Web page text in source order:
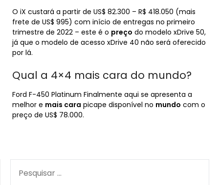
O iX custará a partir de US$ 82.300 – R$ 418.050 (mais
frete de US$ 995) com início de entregas no primeiro
trimestre de 2022 – este é o preço do modelo xDrive 50,
já que o modelo de acesso xDrive 40 não será oferecido
por lá.
Qual a 4×4 mais cara do mundo?
Ford F-450 Platinum Finalmente aqui se apresenta a
melhor e mais cara picape disponível no mundo com o
preço de US$ 78.000.
POR: